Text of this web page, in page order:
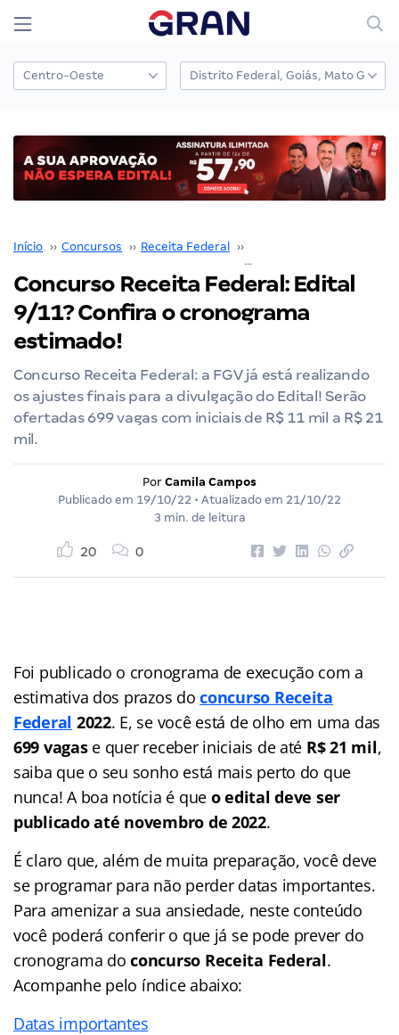
Início ›› Concursos ›› Receita Federal ››
Concurso Receita Federal: Edital
9/11? Confira o cronograma
estimado!
Concurso Receita Federal: a FGV já está realizando
os ajustes finais para a divulgação do Edital! Serão
ofertadas 699 vagas com iniciais de R$ 11 mil a R$ 21
mil.
Por Camila Campos
Publicado em 19/10/22 • Atualizado em 21/10/22
3 min. de leitura
20 0
Foi publicado o cronograma de execução com a
estimativa dos prazos doconcurso Receita
Federal 2022. E, se você está de olho em uma das
699 vagase quer receber iniciais de até R$ 21 mil,
saiba que o seu sonho está mais perto do que
nunca! A boa notícia é que o edital deve ser
publicado até novembro de 2022.
É claro que, além de muita preparação, você deve
se programar para não perder datas importantes.
Para amenizar a sua ansiedade, neste conteúdo
você poderá conferir o que já se pode prever do
cronograma doconcurso Receita Federal.
Acompanhe pelo índice abaixo:
Datas importantes